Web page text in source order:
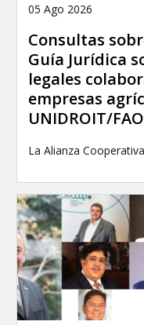
05 Ago 2026
Consultas
Guía Jurídica
legales
empresas
UNIDROIT/
La Alianza